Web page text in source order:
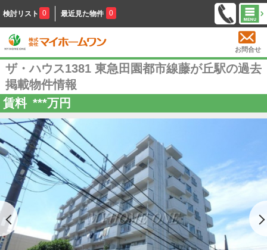
検討リスト 0 最近見た物件 0
お問合せ
ザ・ハウス1381 東急田園都市線藤が丘駅の過去
掲載物件情報
賃料 ***万円